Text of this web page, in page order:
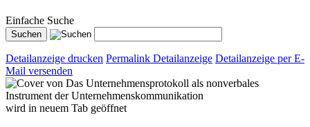
Einfache Suche
Detailanzeige drucken Permalink Detailanzeige Detailanzeige per E-
Mail versenden
wird in neuem Tab geöffnet